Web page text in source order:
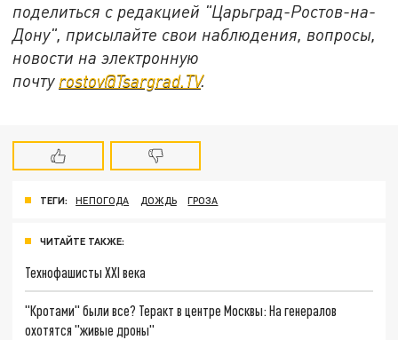
поделиться с редакцией "Царьград-Ростов-на-
Дону", присылайте свои наблюдения, вопросы,
новости на электронную
почту rostov@Tsargrad.ТV.
ТЕГИ: НЕПОГОДА ДОЖДЬ ГРОЗА
ЧИТАЙТЕ ТАКЖЕ:
Технофашисты XXI века
"Кротами" были все? Теракт в центре Москвы: На генералов
охотятся "живые дроны"